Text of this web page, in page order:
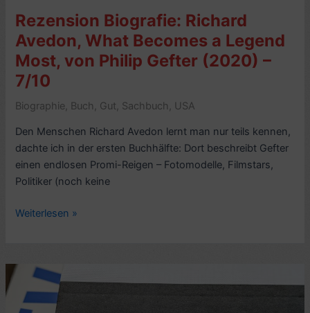
Rezension Biografie: Richard
Avedon, What Becomes a Legend
Most, von Philip Gefter (2020) –
7/10
Biographie, Buch , Gut, Sachbuch , USA
Den Menschen Richard Avedon lernt man nur teils kennen,
dachte ich in der ersten Buchhälfte: Dort beschreibt Gefter
einen endlosen Promi-Reigen – Fotomodelle, Filmstars,
Politiker (noch keine
Rezension
Avedon,
What
Becomes
Weiterlesen »